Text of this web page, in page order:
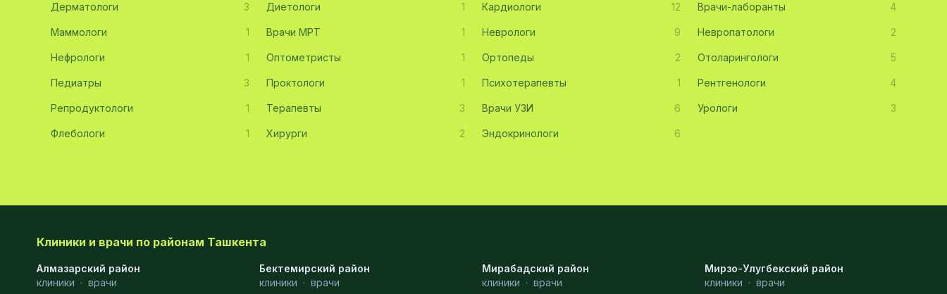
Андрология
Стоматология
Рентгенология
Физиотерапия
Эндоскопия 5
Косметология
Дерматологи 3 Диетологи 1 Кардиологи 12 Врачи-лаборанты 4
Маммологи 1 Врачи МРТ 1 Неврологи 9 Невропатологи 2
Нефрологи 1 Оптометристы 1 Ортопеды 2 Отоларингологи 5
Педиатры 3 Проктологи 1 Психотерапевты 1 Рентгенологи 4
Репродуктологи 1 Терапевты 3 Врачи УЗИ 6 Урологи 3
Флебологи 1 Хирурги 2 Эндокринологи 6
Клиники и врачи по районам Ташкента
Алмазарский район
клиники · врачи
Бектемирский район
клиники · врачи
Мирабадский район
клиники · врачи
Мирзо-Улугбекский район
клиники · врачи